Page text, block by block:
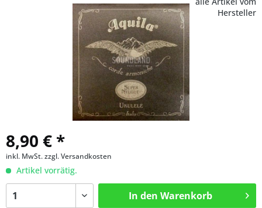
Hersteller
8,90 € *
inkl. MwSt.zzgl. Versandkosten
Artikel vorrätig.
In den Warenkorb